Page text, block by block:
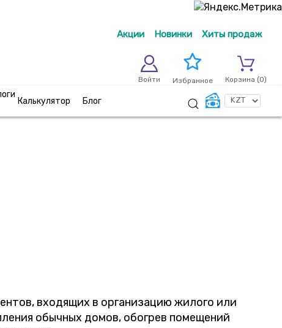
Акции Новинки Хиты продаж
Войти Избранное Корзина (0)
Калькулятор Блог
входящих в организацию жилого или
обычных домов, обогрев помещений